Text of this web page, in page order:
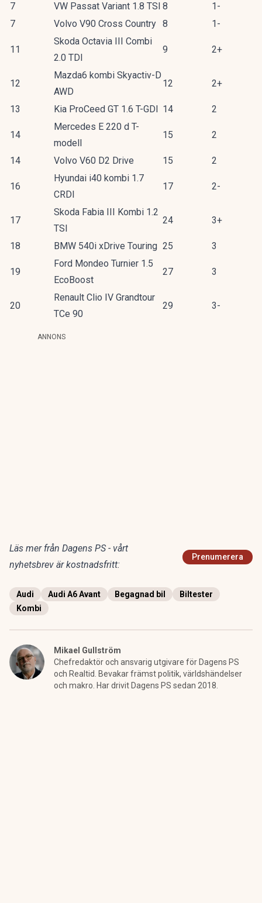
7 VW Passat Variant 1.8 TSI 8
1-
7
Volvo V90 Cross Country 8 1-
11
Skoda Octavia III Combi
2.0 TDI
9 2+
12
Mazda6 kombi Skyactiv-D
AWD
12 2+
13 Kia ProCeed GT 1.6 T-GDI 14 2
14
Mercedes E 220 d T-
modell
15 2
14 Volvo V60 D2 Drive 15 2
16
Hyundai i40 kombi 1.7
CRDI
17 2-
17
Skoda Fabia III Kombi 1.2
TSI
24 3+
18 BMW 540i xDrive Touring 25 3
19
Ford Mondeo Turnier 1.5
EcoBoost
27 3
20
Renault Clio IV Grandtour
TCe 90
29 3-
ANNONS
Läs mer från Dagens PS - vårt
nyhetsbrev är kostnadsfritt:
Prenumerera
Audi Audi A6 Avant Begagnad bil
Biltester
Kombi
Mikael Gullström
Chefredaktör och ansvarig utgivare för Dagens PS
och Realtid. Bevakar främst politik, världshändelser
och makro. Har drivit Dagens PS sedan 2018.